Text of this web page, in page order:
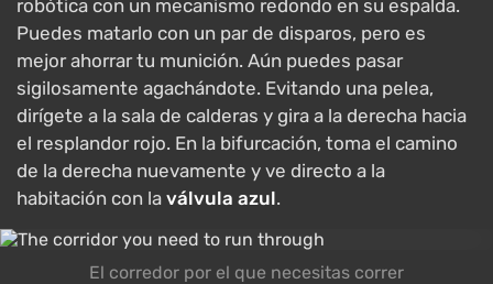
robótica con un mecanismo redondo en su espalda.
Puedes matarlo con un par de disparos, pero es
mejor ahorrar tu munición. Aún puedes pasar
sigilosamente agachándote. Evitando una pelea,
dirígete a la sala de calderas y gira a la derecha hacia
el resplandor rojo. En la bifurcación, toma el camino
de la derecha nuevamente y ve directo a la
habitación con la válvula azul.
El corredor por el que necesitas correr